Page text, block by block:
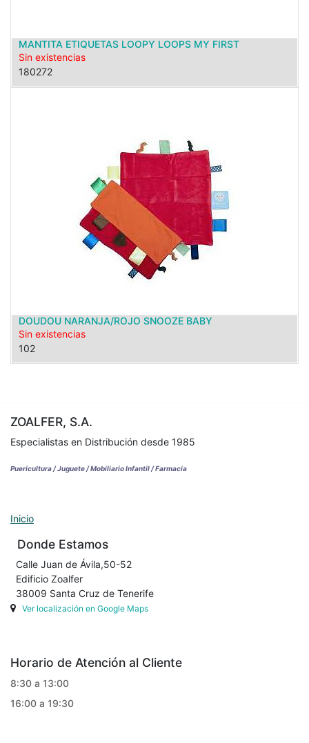
MANTITA ETIQUETAS LOOPY LOOPS MY FIRST
Sin existencias
180272
DOUDOU NARANJA/ROJO SNOOZE BABY
Sin existencias
102
ZOALFER, S.A.
Especialistas en Distribución desde 1985
Puericultura / Juguete / Mobiliario Infantil / Farmacia
Inicio
Donde Estamos
Calle Juan de Ávila,50-52
Edificio Zoalfer
38009 Santa Cruz de Tenerife
Ver localización en Google Maps
Horario de Atención al Cliente
8:30 a 13:00
16:00 a 19:30